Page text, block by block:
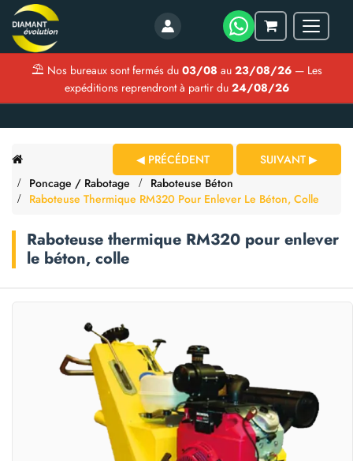
Mon
Menu
⛱ Nos bureaux sont fermés du 03/08 au 23/08/26— Les
expéditions reprendront à partir du 24/08/26
◀ PRÉCÉDENT
SUIVANT ▶
Poncage / Rabotage
Raboteuse Béton
Raboteuse Thermique RM320 Pour Enlever Le Béton, Colle
Raboteuse thermique RM320 pour enlever
le béton, colle